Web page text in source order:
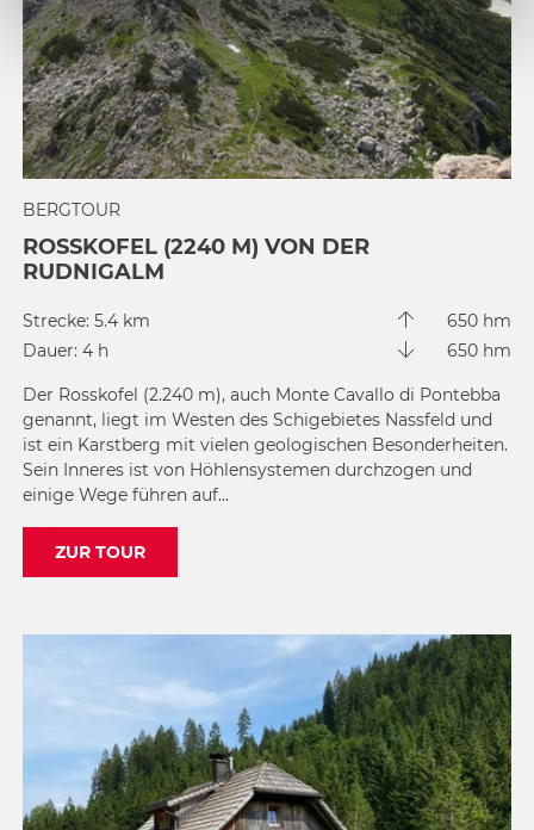
BERGTOUR
ROSSKOFEL (2240 M) VON DER
RUDNIGALM
Strecke: 5.4 km
650 hm
Dauer: 4 h
650 hm
Der Rosskofel (2.240 m), auch Monte Cavallo di Pontebba
genannt, liegt im Westen des Schigebietes Nassfeld und
ist ein Karstberg mit vielen geologischen Besonderheiten.
Sein Inneres ist von Höhlensystemen durchzogen und
einige Wege führen auf...
ZUR TOUR